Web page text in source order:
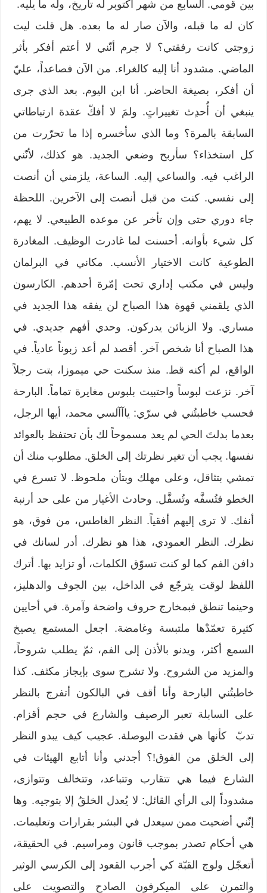
بين قومي. السابع من شهر أكتوبر له تاريخ، وله ما يليه.
كان له ما قبله، والآن صار له ما بعده. هل قلت ليت
زوجتي كانت رفقتي؟ لا جرم أنّني لا أعتم أفكر بأثر
الماضي. مشدود أنا إليه كالغراء. من الآن فصاعداً، عليّ
أن أفكر، بصيغة الحاضر. أنا ابن اليوم. بعد الذي جرى
ينبغي أن أُحدِث تغييراتٍ. ولمَ لا أفكّ عقدة ارتباطاتي
السابقة بالمرة؟ وما الذي سأخسره إذا ما تحرّرت من
كل استخذاء؟ سأربح وضعي الجديد. هو كذلك، لأنّني
الراغب فيه. والساعي إليه. الساعة، يلزمني أن أنصت
إلى نفسي. كنت من قبل أنصت إلى الآخرين. اللحظة
جاء دوري حتى وإن تأخر عن موعده الطبيعي. لا يهم،
كل شيء بأوانه. أحسنت لما غادرت الوظيف. المغادرة
الطوعية كانت الاختيار الأنسب. مكاني في البرلمان
وليس في مكتب إداري تحت إمّرة أحدهم. الكارسون
الذي يلقمني قهوة هذا الصباح لن يفقه هذا الجديد في
مساري. ولا الزبائن يدركون. وحدي أفهم جديدي. في
هذا الصباح أنا شخص آخر. أقصد لم أعد زبوناً عادياً. في
الواقع، لم أكنه قط. منذ سكنت حي ميموزا، بتت رجلاً
آخر. نزعت لبوساً واحتبيت بلبوس مغايرة تماماً. البارحة
فحسب خاطبتُني في سرّي: ياآآلسي محمد، أيها الرجل،
بعدما بدلتَ الحي لم يعد مسموحاً لك بأن تحتفظ بالعوائد
نفسها. يجب أن تغير نظرتك إلى الخلق. مطلوب منك أن
تمشي بتثاقل، وعلى مهلك وبتأن ملحوظ. لا تسرع في
الخطو فتُسفَّه وتُسفَّل. وحادث الأغيار من على حد أرنبة
أنفك. لا ترى إليهم أفقياً. النظر الغاطس، من فوق، هو
نظرك. النظر العمودي، هذا هو نظرك. أدر لسانك في
دافن الفم كما لو كنت تسوّق الكلمات، أو تزايد بها. أترك
اللفظ لوقت يترجّع في الداخل، بين الجوف والدهليز،
وحينما تنطق فبمخارج حروف واضحة وآمرة. في أحايين
كثيرة تعمّدْها ملتبسة وغامضة. اجعل المستمع يصيخ
السمع أكثر، ويدنو بالأذن إلى الفم، ثمّ يطلب شروحاً،
والمزيد من الشروح. ولا تشرح سوى بإيجاز مكثف. كذا
خاطبتُني البارحة وأنا أقف في البالكون أتفرج بالنظر
على السابلة تعبر الرصيف والشارع في حجم أقزام.
تدبّ كأنها هي فقدت البوصلة. عجيب كيف يبدو النظر
إلى الخلق من الفوق!؟ أجدني وأنا أتابع الهيئات في
الشارع فيما هي تتقارب وتتباعد، وتتخالف وتتوازى،
مشدوداً إلى الرأي القائل: لا يُعدل الخلقُ إلا بتوجيه. وها
إنّني أضحيت ممن سيعدل في البشر بقرارات وتعليمات.
هي أحكام تصدر بموجب قانون ومراسيم. في الحقيقة،
أتعجّل ولوج القبّة كي أجرب القعود إلى الكرسي الوثير
والتمرن على الميكرفون الصادح والتصويت على